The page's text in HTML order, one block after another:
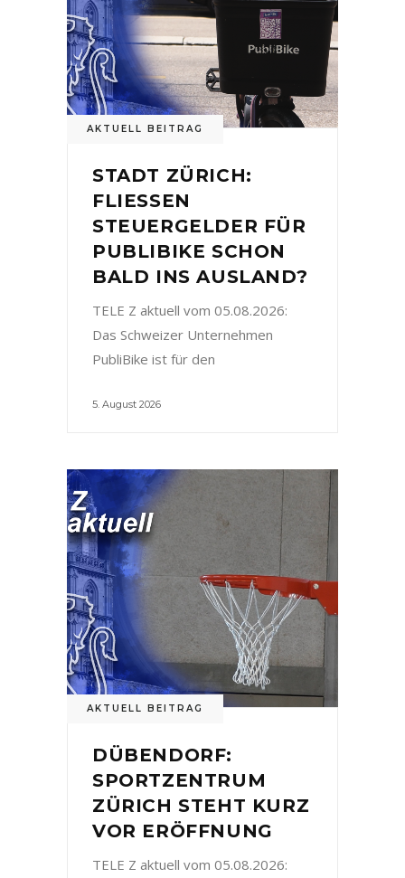
AKTUELL BEITRAG
STADT ZÜRICH:
FLIESSEN
STEUERGELDER FÜR
PUBLIBIKE SCHON
BALD INS AUSLAND?
TELE Z aktuell vom 05.08.2026:
Das Schweizer Unternehmen
PubliBike ist für den
5. August 2026
AKTUELL BEITRAG
DÜBENDORF:
SPORTZENTRUM
ZÜRICH STEHT KURZ
VOR ERÖFFNUNG
TELE Z aktuell vom 05.08.2026: